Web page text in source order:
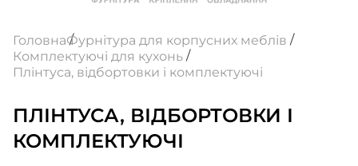
ГоловнаФурнітура для корпусних меблів
Комплектуючі для кухонь
Плінтуса, відбортовки і комплектуючі
ПЛІНТУСА, ВІДБОРТОВКИ І
КОМПЛЕКТУЮЧІ